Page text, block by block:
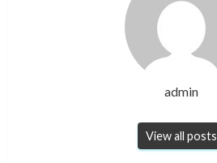
admin
View all posts